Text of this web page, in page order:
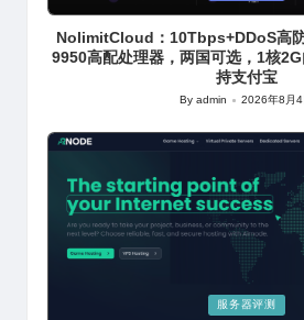
in
NolimitCloud：10Tbps+DDoS高
9950高配处理器，两国可选，1核
持支付宝
Posted
Byadmin 2026年8月4
服务器评测